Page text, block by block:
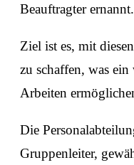
Beauftragter ernannt.
Ziel ist es, mit
zu schaffen, was ein
Arbeiten
Die
Gruppenleiter,